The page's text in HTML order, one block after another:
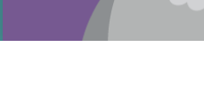
CPAP